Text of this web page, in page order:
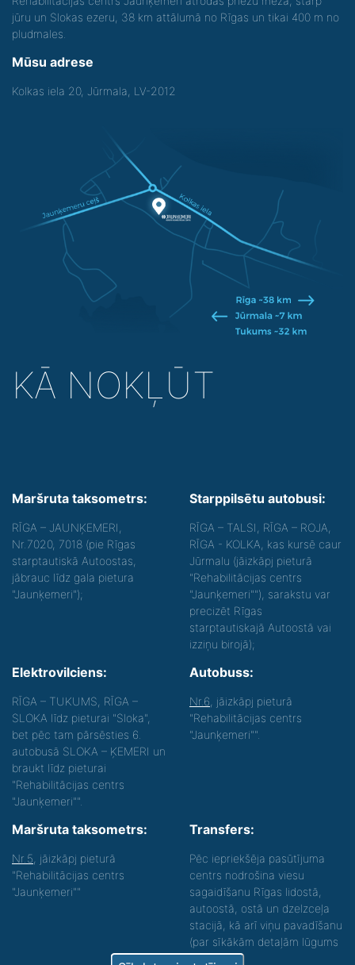
jūru un Slokas ezeru, 38 km attālumā no Rīgas un tikai 400 m no
pludmales.
Mūsu adrese
Kolkas iela 20, Jūrmala, LV-2012
KĀ NOKĻŪT
Maršruta taksometrs:
RĪGA – JAUNĶEMERI,
Nr.7020, 7018 (pie Rīgas
starptautiskā Autoostas,
jābrauc līdz gala pietura
"Jaunķemeri");
Starppilsētu autobusi:
RĪGA – TALSI, RĪGA – ROJA,
RĪGA - KOLKA, kas kursē caur
Jūrmalu (jāizkāpj pieturā
"Rehabilitācijas centrs
"Jaunķemeri""), sarakstu var
precizēt Rīgas
starptautiskajā Autoostā vai
izziņu birojā);
Elektrovilciens:
RĪGA – TUKUMS, RĪGA –
SLOKA līdz pieturai "Sloka",
bet pēc tam pārsēsties 6.
autobusā SLOKA – ĶEMERI un
braukt līdz pieturai
"Rehabilitācijas centrs
"Jaunķemeri"".
Autobuss:
Nr.6 , jāizkāpj pieturā
"Rehabilitācijas centrs
"Jaunķemeri"".
Maršruta taksometrs:
Nr.5 , jāizkāpj pieturā
"Rehabilitācijas centrs
"Jaunķemeri""
Transfers:
Pēc iepriekšēja pasūtījuma
centrs nodrošina viesu
sagaidīšanu Rīgas lidostā,
autoostā, ostā un dzelzceļa
stacijā, kā arī viņu pavadīšanu
(par sīkākām detaļām lūgums
zvanīt).